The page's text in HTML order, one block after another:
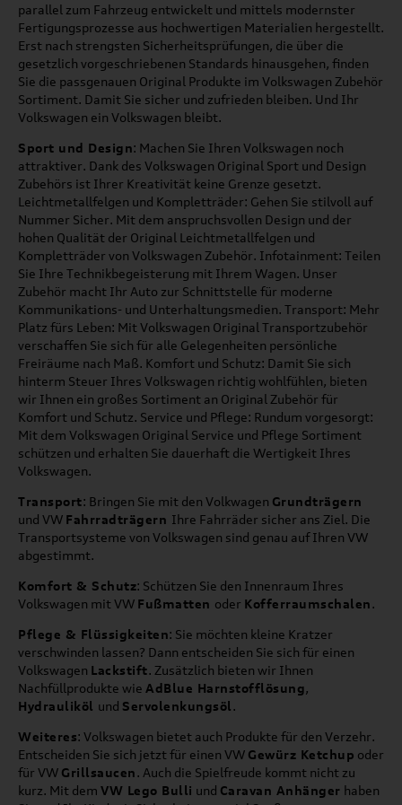
parallel zum Fahrzeug entwickelt und mittels modernster
Fertigungsprozesse aus hochwertigen Materialien hergestellt.
Erst nach strengsten Sicherheitsprüfungen, die über die
gesetzlich vorgeschriebenen Standards hinausgehen, finden
Sie die passgenauen Original Produkte im Volkswagen Zubehör
Sortiment. Damit Sie sicher und zufrieden bleiben. Und Ihr
Volkswagen ein Volkswagen bleibt.
Sport und Design: Machen Sie Ihren Volkswagen noch
attraktiver. Dank des Volkswagen Original Sport und Design
Zubehörs ist Ihrer Kreativität keine Grenze gesetzt.
Leichtmetallfelgen und Kompletträder: Gehen Sie stilvoll auf
Nummer Sicher. Mit dem anspruchsvollen Design und der
hohen Qualität der Original Leichtmetallfelgen und
Kompletträder von Volkswagen Zubehör. Infotainment: Teilen
Sie Ihre Technikbegeisterung mit Ihrem Wagen. Unser
Zubehör macht Ihr Auto zur Schnittstelle für moderne
Kommunikations- und Unterhaltungsmedien. Transport: Mehr
Platz fürs Leben: Mit Volkswagen Original Transportzubehör
verschaffen Sie sich für alle Gelegenheiten persönliche
Freiräume nach Maß. Komfort und Schutz: Damit Sie sich
hinterm Steuer Ihres Volkswagen richtig wohlfühlen, bieten
wir Ihnen ein großes Sortiment an Original Zubehör für
Komfort und Schutz. Service und Pflege: Rundum vorgesorgt:
Mit dem Volkswagen Original Service und Pflege Sortiment
schützen und erhalten Sie dauerhaft die Wertigkeit Ihres
Volkswagen.
Transport: Bringen Sie mit den Volkwagen Grundträgern
und VW Fahrradträgern Ihre Fahrräder sicher ans Ziel. Die
Transportsysteme von Volkswagen sind genau auf Ihren VW
abgestimmt.
Komfort & Schutz: Schützen Sie den Innenraum Ihres
Volkswagen mit VW Fußmatten oder Kofferraumschalen.
Pflege & Flüssigkeiten: Sie möchten kleine Kratzer
verschwinden lassen? Dann entscheiden Sie sich für einen
Volkswagen Lackstift. Zusätzlich bieten wir Ihnen
Nachfüllprodukte wie AdBlue Harnstofflösung,
Hydrauliköl und Servolenkungsöl.
Weiteres: Volkswagen bietet auch Produkte für den Verzehr.
Entscheiden Sie sich jetzt für einen VW Gewürz Ketchup oder
für VW Grillsaucen. Auch die Spielfreude kommt nicht zu
kurz. Mit dem VW Lego Bulli und Caravan Anhänger haben